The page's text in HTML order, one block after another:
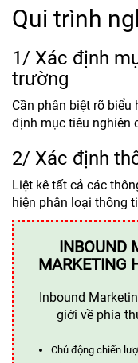
Qui trình
1/ Xác định
trường
Cần phân biệt rõ
định mục tiêu nghiên
2/ Xác định
Liệt kê tất cả các
hiện phân loại thông
INBOUND
MARKETING
Inbound
giới về phía
Chủ động chiến